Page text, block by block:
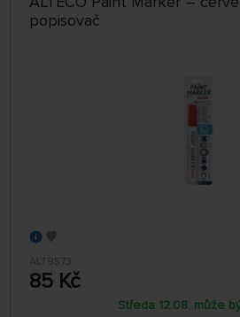
popisovač
ALT9573
85 Kč
Středa 12.08. může